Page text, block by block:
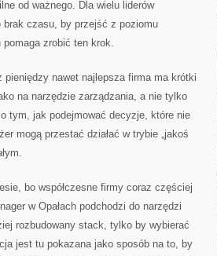
od ważnego. Dla wielu liderów
czasu, by przejść z poziomu
pomaga zrobić ten krok.
pieniędzy nawet najlepsza firma ma krótki
na narzędzie zarządzania, a nie tylko
tym, jak podejmować decyzje, które nie
mogą przestać działać w trybie „jakoś
bo współczesne firmy coraz częściej
w Opałach podchodzi do narzędzi
rozbudowany stack, tylko by wybierać
jest tu pokazana jako sposób na to, by